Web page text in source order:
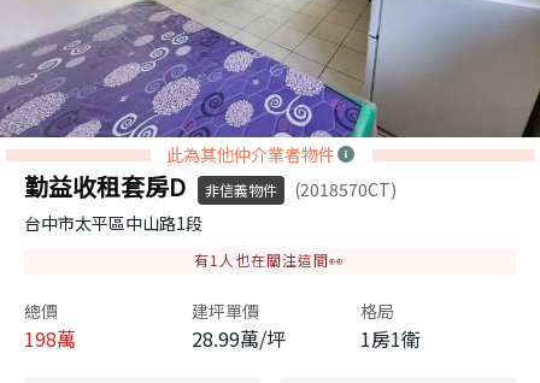
此為其他仲介業者物件
勤益收租套房D 非信義物件
(2018570CT)
台中市太平區中山路1段
有1 人也在關注這間👀
總價
198萬
建坪單價
28.99萬/坪
格局
1房1衛